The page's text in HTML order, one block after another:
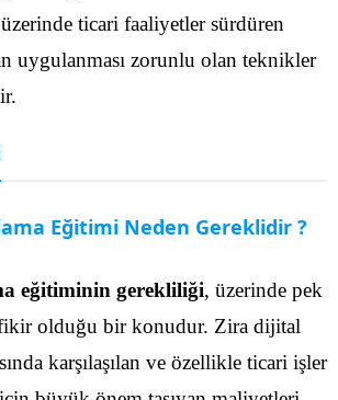
ticari faaliyetler sürdüren
uygulanması zorunlu olan teknikler
Eğitimi Neden Gereklidir ?
eğitiminin gerekliliği, üzerinde pek
olduğu bir konudur. Zira dijital
karşılaşılan ve özellikle ticari işler